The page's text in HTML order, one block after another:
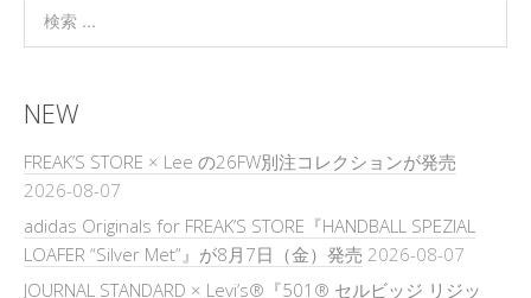
NEW
FREAK’S STORE × Lee の26FW別注コレクションが発売
2026-08-07
adidas Originals for FREAK’S STORE『HANDBALL SPEZIAL
LOAFER “Silver Met”』が8月7日（金）発売 2026-08-07
JOURNAL STANDARD × Levi’s®『501® セルビッジ リジッ